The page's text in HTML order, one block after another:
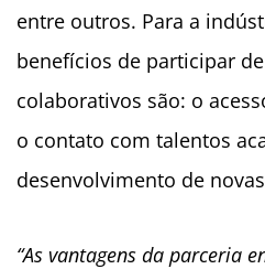
entre outros. Para a
benefícios de participar
colaborativos são: o
o contato com talentos
desenvolvimento de
“As vantagens da parceria